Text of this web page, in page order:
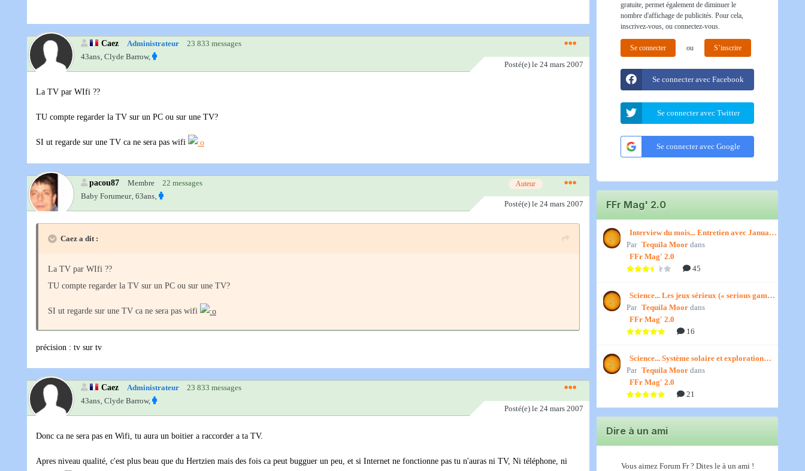
Caez Administrateur
23 833 messages
43ans‚ Clyde Barrow,
Posté(e) le 24 mars 2007
La TV par WIfi ??
TU compte regarder la TV sur un PC ou sur une TV?
SI ut regarde sur une TV ca ne sera pas wifi
pacou87 Membre 22 messages Auteur
Baby Forumeur‚ 63ans‚
Posté(e) le 24 mars 2007
Caez a dit :
La TV par WIfi ??
TU compte regarder la TV sur un PC ou sur une TV?
SI ut regarde sur une TV ca ne sera pas wifi
précision : tv sur tv
Caez Administrateur
23 833 messages
43ans‚ Clyde Barrow,
Posté(e) le 24 mars 2007
Donc ca ne sera pas en Wifi, tu aura un boitier a raccorder a ta TV.
Apres niveau qualité, c'est plus beau que du Hertzien mais des fois ca peut bugguer un peu, et si Internet ne fonctionne pas tu n'auras ni TV, Ni téléphone, ni
gratuite, permet également de diminuer le
nombre d'affichage de publicités. Pour cela,
inscrivez-vous, ou connectez-vous.
Se connecter ou S’inscrire
Se connecter avec Facebook
Se connecter avec Twitter
Se connecter avec Google
FFr Mag' 2.0
Interview du mois... Entretien avec January,
par Titenath
Par Tequila Moor dans
FFr Mag' 2.0
45
Science... Les jeux sérieux (« serious games
») par Jedino
Par Tequila Moor dans
FFr Mag' 2.0
16
Science... Système solaire et exploration
spatiale, par Jedino
Par Tequila Moor dans
FFr Mag' 2.0
21
Dire à un ami
Vous aimez Forum Fr ? Dites le à un ami !